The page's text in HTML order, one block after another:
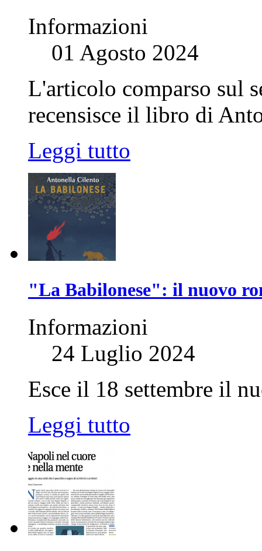
Informazioni
01 Agosto 2024
L'articolo comparso sul
recensisce il libro di
Leggi tutto
"La Babilonese": il nuovo
Informazioni
24 Luglio 2024
Esce il 18 settembre il
Leggi tutto